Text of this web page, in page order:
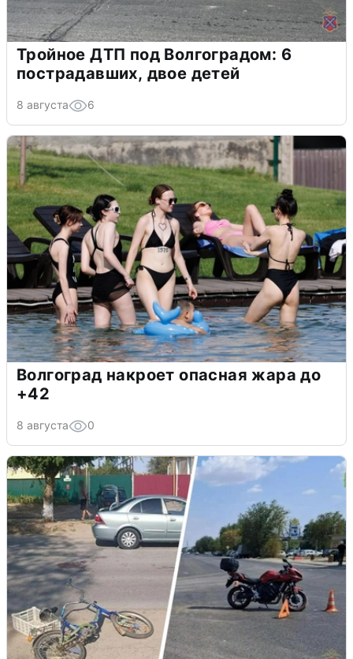
Тройное ДТП под Волгоградом: 6
пострадавших, двое детей
8 августа 6
Волгоград накроет опасная жара до
+42
8 августа 0